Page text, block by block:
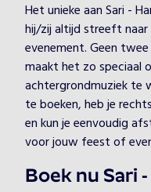
Het unieke aan Sari -
hij/zij altijd streeft
evenement. Geen
maakt het zo speciaal
achtergrondmuziek te
te boeken, heb je
en kun je eenvoudig
voor jouw feest of
Boek nu Sari